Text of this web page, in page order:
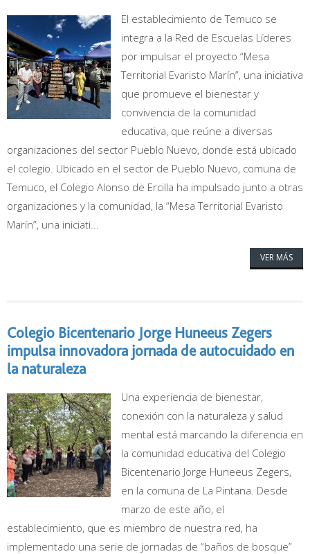
El establecimiento de Temuco se
integra a la Red de Escuelas Líderes
por impulsar el proyecto “Mesa
Territorial Evaristo Marín”, una iniciativa
que promueve el bienestar y
convivencia de la comunidad
educativa, que reúne a diversas
organizaciones del sector Pueblo Nuevo, donde está ubicado
el colegio. Ubicado en el sector de Pueblo Nuevo, comuna de
Temuco, el Colegio Alonso de Ercilla ha impulsado junto a otras
organizaciones y la comunidad, la “Mesa Territorial Evaristo
Marín”, una iniciati...
VER MÁS
Colegio Bicentenario Jorge Huneeus Zegers
impulsa innovadora jornada de autocuidado en
la naturaleza
Una experiencia de bienestar,
conexión con la naturaleza y salud
mental está marcando la diferencia en
la comunidad educativa del Colegio
Bicentenario Jorge Huneeus Zegers,
en la comuna de La Pintana. Desde
marzo de este año, el
establecimiento, que es miembro de nuestra red, ha
implementado una serie de jornadas de “baños de bosque”